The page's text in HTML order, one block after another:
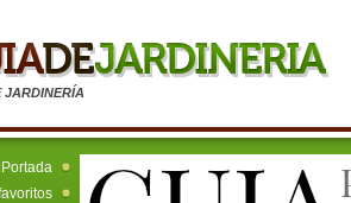
JARDINERÍA
Portada